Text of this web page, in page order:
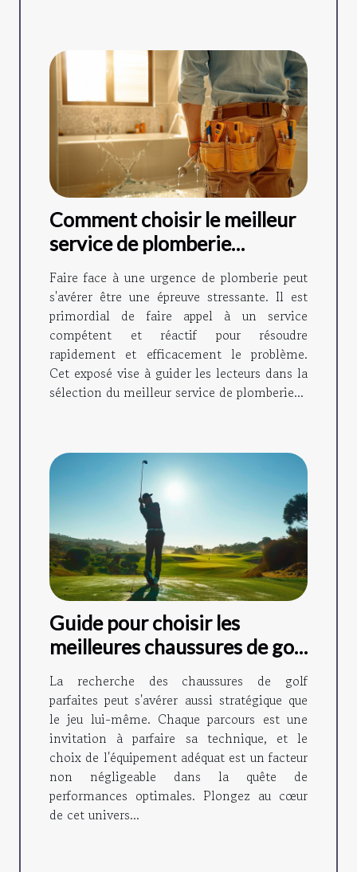
Comment choisir le meilleur
service de plomberie
d'urgence
Faire face à une urgence de plomberie peut
s'avérer être une épreuve stressante. Il est
primordial de faire appel à un service
compétent et réactif pour résoudre
rapidement et efficacement le problème.
Cet exposé vise à guider les lecteurs dans la
sélection du meilleur service de plomberie...
Guide pour choisir les
meilleures chaussures de golf
adaptées à votre style de jeu
La recherche des chaussures de golf
parfaites peut s'avérer aussi stratégique que
le jeu lui-même. Chaque parcours est une
invitation à parfaire sa technique, et le
choix de l'équipement adéquat est un facteur
non négligeable dans la quête de
performances optimales. Plongez au cœur
de cet univers...